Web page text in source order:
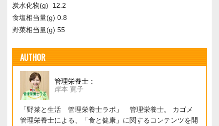
炭水化物(g) 12.2
食塩相当量(g) 0.8
野菜相当量(g) 55
AUTHOR
管理栄養士：
岸本 寛子
「野菜と生活 管理栄養士ラボ」 管理栄養士。 カゴメ
管理栄養士による、「食と健康」に関するコンテンツを開